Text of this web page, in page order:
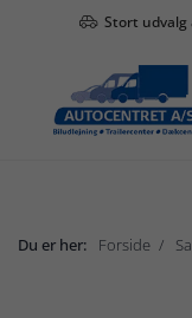
Stort
Du er her: Forside